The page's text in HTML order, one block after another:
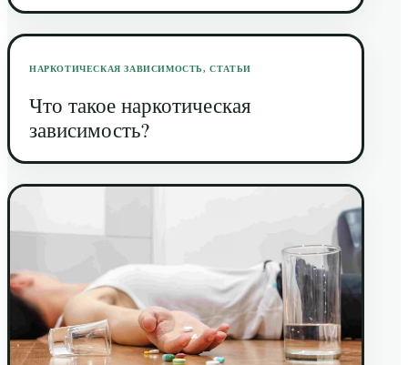
НАРКОТИЧЕСКАЯ ЗАВИСИМОСТЬ,СТАТЬИ
Что такое наркотическая
зависимость?